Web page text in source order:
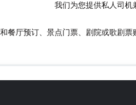
我们为您提供私人司机
餐厅预订、景点门票、剧院或歌剧